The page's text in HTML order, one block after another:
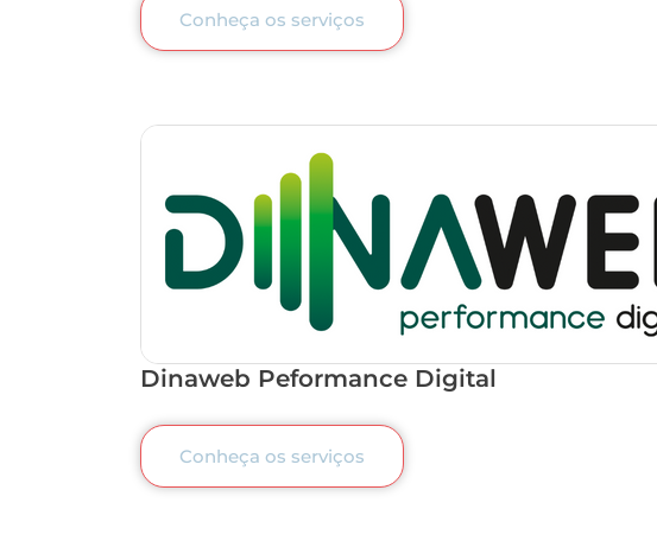
Conheça os serviços
Dinaweb Peformance Digital
Conheça os serviços